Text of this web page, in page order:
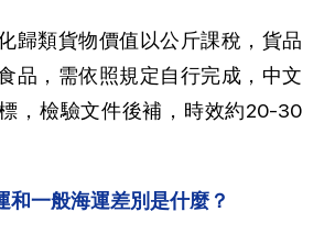
歸類貨物價值以公斤課稅，貨品
品，需依照規定自行完成，中文
，檢驗文件後補，時效約20-30
和一般海運差別是什麼？